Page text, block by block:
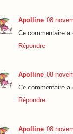
Apolline 08
Ce commentaire a
Répondre
Apolline 08
Ce commentaire a
Répondre
Apolline 08